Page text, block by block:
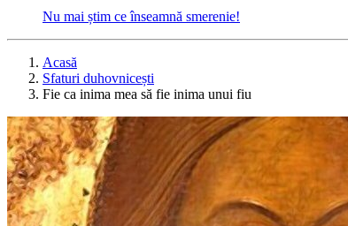
Nu mai știm ce înseamnă smerenie!
Acasă
Sfaturi duhovnicești
Fie ca inima mea să fie inima unui fiu